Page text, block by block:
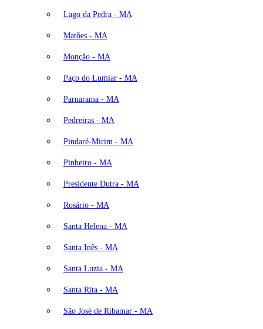
Lago da Pedra - MA
Matões - MA
Monção - MA
Paço do Lumiar - MA
Parnarama - MA
Pedreiras - MA
Pindaré-Mirim - MA
Pinheiro - MA
Presidente Dutra - MA
Rosário - MA
Santa Helena - MA
Santa Inês - MA
Santa Luzia - MA
Santa Rita - MA
São José de Ribamar - MA